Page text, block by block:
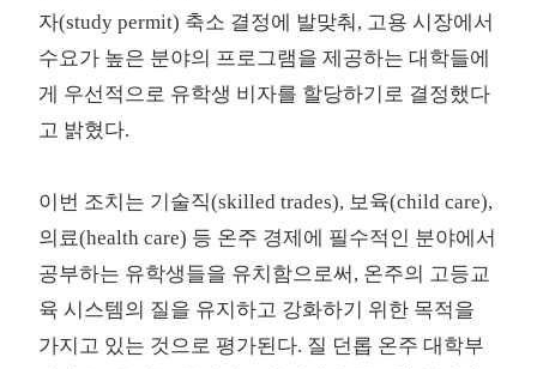
자(study permit) 축소 결정에 발맞춰, 고용 시장에서
수요가 높은 분야의 프로그램을 제공하는 대학들에
게 우선적으로 유학생 비자를 할당하기로 결정했다
고 밝혔다.
이번 조치는 기술직(skilled trades), 보육(child care),
의료(health care) 등 온주 경제에 필수적인 분야에서
공부하는 유학생들을 유치함으로써, 온주의 고등교
육 시스템의 질을 유지하고 강화하기 위한 목적을
가지고 있는 것으로 평가된다. 질 던롭 온주 대학부